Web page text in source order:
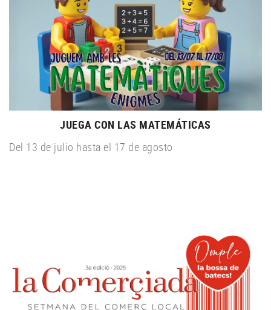
JUEGA CON LAS MATEMÁTICAS
Del 13 de julio hasta el 17 de agosto